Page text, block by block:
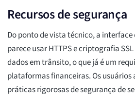
Recursos de segurança
Do ponto de vista técnico, a interface
parece usar HTTPS e criptografia
dados em trânsito, o que já é um
plataformas financeiras. Os
práticas rigorosas de segurança de